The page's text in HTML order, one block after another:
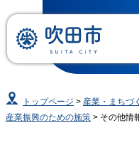
トップページ > 産業・まちづ
産業振興のための施策 > その他情